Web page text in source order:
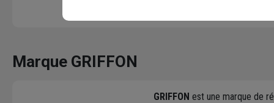
Marque GRIFFON
GRIFFON est une marque de